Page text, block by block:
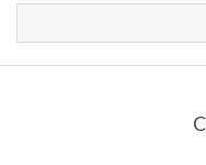
Navigation
Menu